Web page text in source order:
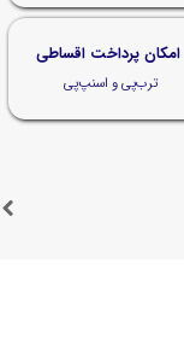
ترب‌پی و اسنپ‌پی
امکان پرداخت اقساطی